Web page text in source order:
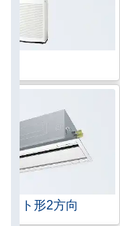
ット形2方向